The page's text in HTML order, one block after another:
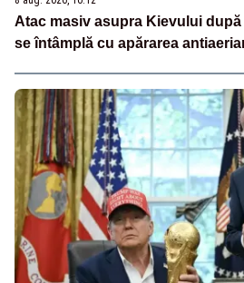
Atac masiv asupra Kievului
se întâmplă cu apărarea